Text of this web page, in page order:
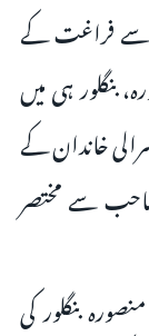
سے فراغت کے
بنگلور ہی میں
خاندان کے
سے مختصر
بنگلور کی